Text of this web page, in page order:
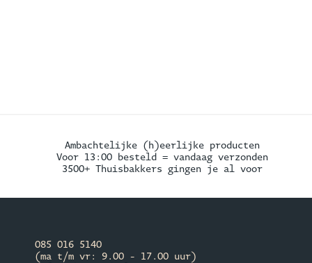
Ambachtelijke (h)eerlijke producten
Voor 13:00 besteld = vandaag verzonden
3500+ Thuisbakkers gingen je al voor
085 016 5140
(ma t/m vr: 9.00 - 17.00 uur)